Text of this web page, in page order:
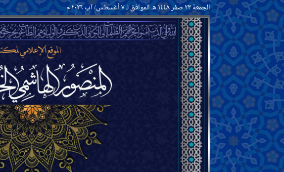
الجمعة ٢٣ صفر ١٤٤٨ هـ الموافق لـ ٧ أغسطس/ آب ٢٠٢٦ م